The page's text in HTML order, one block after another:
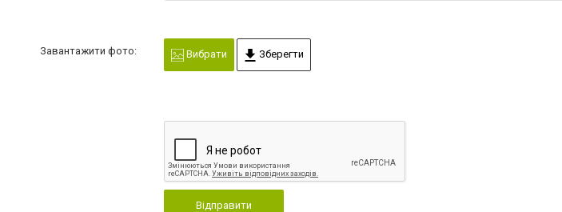
Завантажити фото: Вибрати Зберегти
Відправити